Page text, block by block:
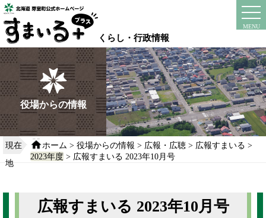
本
文
へ
移
動
る
くらし・行政情報
MENU
instagram
役場からの情報
現在
地
ホーム > 役場からの情報 > 広報・広聴> 広報すまいる >
2023年度> 広報すまいる 2023年10月号
広報すまいる 2023年10月号